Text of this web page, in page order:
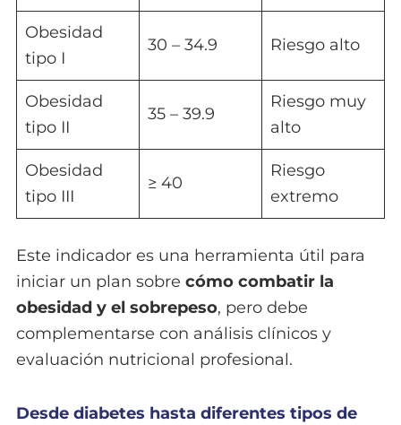
Obesidad
tipo I
30 – 34.9 Riesgo alto
Obesidad
tipo II
35 – 39.9
Riesgo muy
alto
Obesidad
tipo III
≥ 40
Riesgo
extremo
Este indicador es una herramienta útil para
iniciar un plan sobre cómo combatir la
obesidad y el sobrepeso, pero debe
complementarse con análisis clínicos y
evaluación nutricional profesional.
Desde diabetes hasta diferentes tipos de